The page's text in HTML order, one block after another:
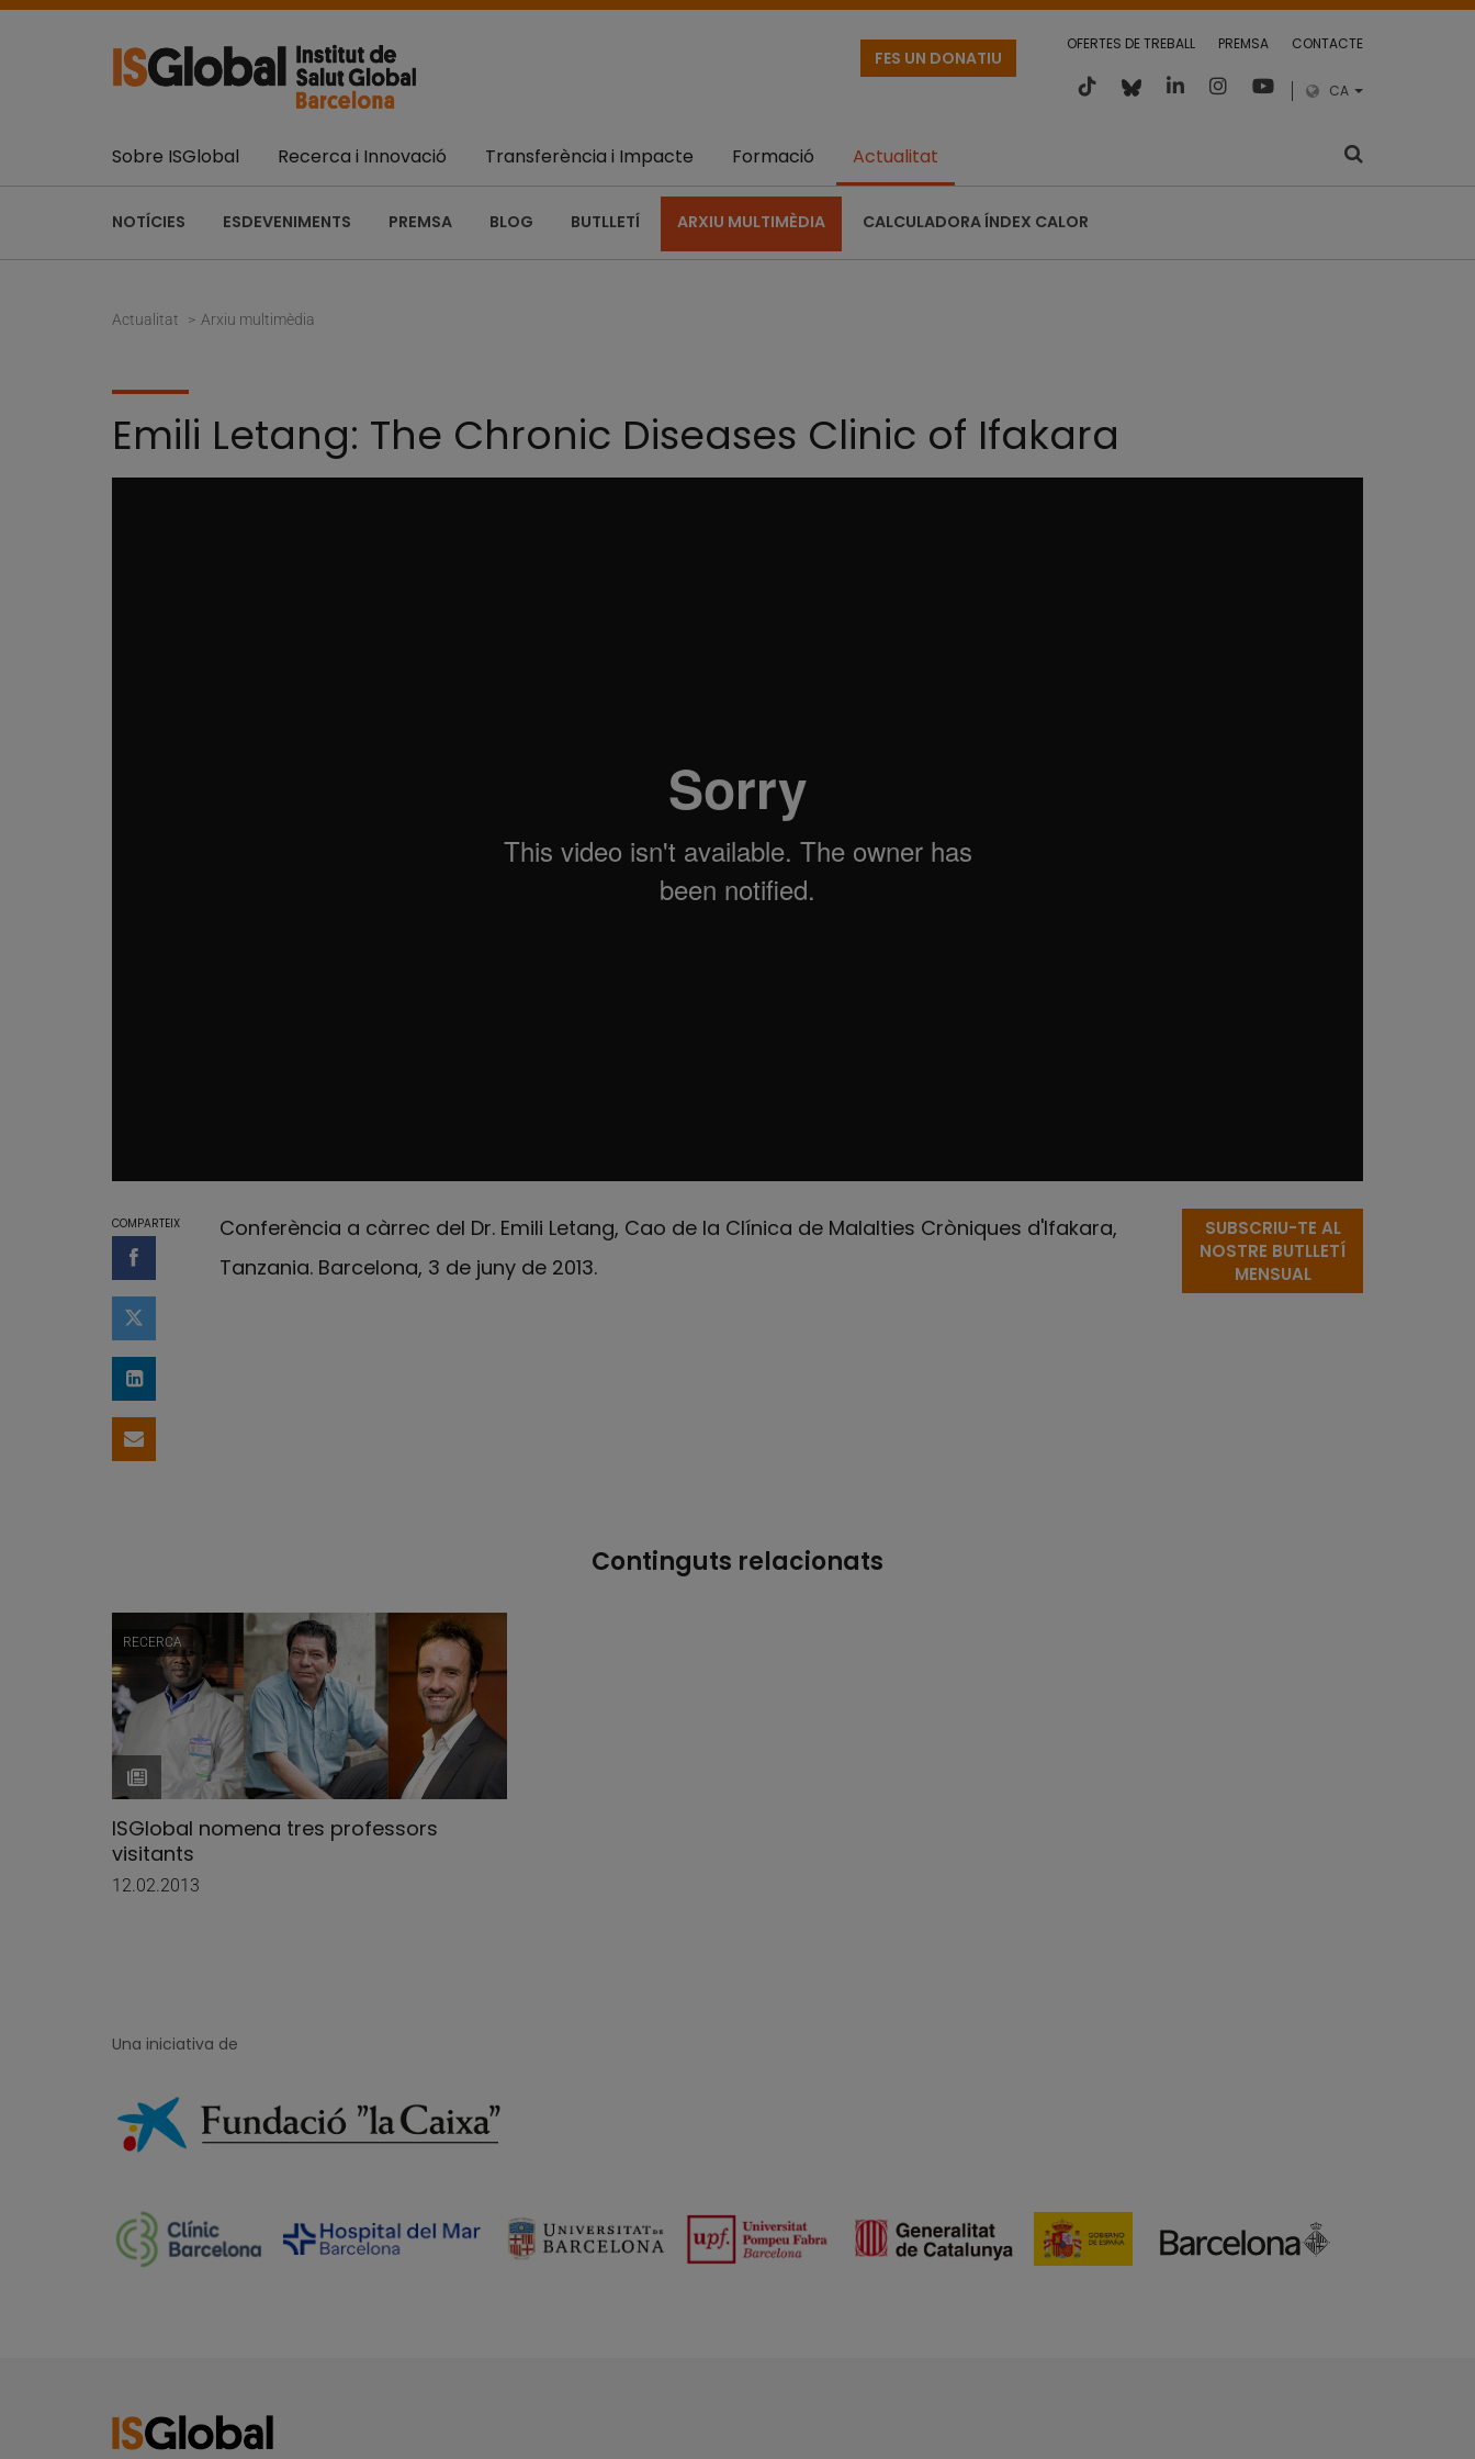
OFERTES DE TREBALL PREMSA CONTACTE
CA
FES UN DONATIU
Sobre ISGlobal Recerca i Innovació Transferència i Impacte Formació Actualitat
NOTÍCIES ESDEVENIMENTS PREMSA BLOG BUTLLETÍ ARXIU MULTIMÈDIA CALCULADORA ÍNDEX CALOR
Actualitat Arxiu multimèdia
Emili Letang: The Chronic Diseases Clinic of Ifakara
COMPARTEIX
Compartir a Facebook
Compartir a Twitter
Comparteix a LinkedIn
Comparteix per email
Conferència a càrrec del Dr. Emili Letang, Cao de la Clínica de Malalties Cròniques d'Ifakara,
Tanzania. Barcelona, 3 de juny de 2013.
SUBSCRIU-TE AL
NOSTRE BUTLLETÍ
MENSUAL
Continguts relacionats
RECERCA
ISGlobal nomena tres professors
visitants
12.02.2013
Una iniciativa de